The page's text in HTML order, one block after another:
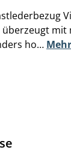
überzeugt mit
ho… Mehr